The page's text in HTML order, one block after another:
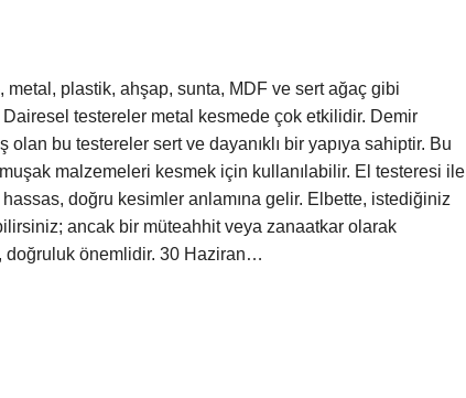
plastik, ahşap, sunta, MDF ve sert ağaç gibi
testereler metal kesmede çok etkilidir. Demir
bu testereler sert ve dayanıklı bir yapıya sahiptir. Bu
malzemeleri kesmek için kullanılabilir. El testeresi ile
doğru kesimler anlamına gelir. Elbette, istediğiniz
ancak bir müteahhit veya zanaatkar olarak
doğruluk önemlidir. 30 Haziran…